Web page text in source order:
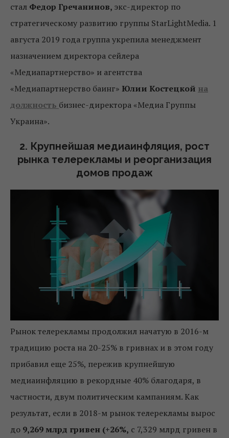
стал Федор Гречанинов, экс-директор по
стратегическому развитию группы StarLightMedia. 1
августа 2019 года группа укрепила менеджмент
назначением директора сейлера
«Медиапартнерство» и агентства
«Медиапартнерство баинг» Юлии Костецкой на
должность бизнес-директора «Медиа Группы
Украина».
2. Крупнейшая медиаинфляция, рост
рынка телерекламы и реорганизация
домов продаж
Рынок телерекламы продолжил начатую в 2016-м
традицию роста на 20-25% в гривнах и в этом году
прибавил еще 25%, пережив крупнейшую
медиаинфляцию в рекордные 40% благодаря, в
частности, двум политическим кампаниям. Как
результат, если в 2018-м рынок телерекламы вырос
до 9,269 млрд гривен (+26%, с 7,329 млрд гривен в